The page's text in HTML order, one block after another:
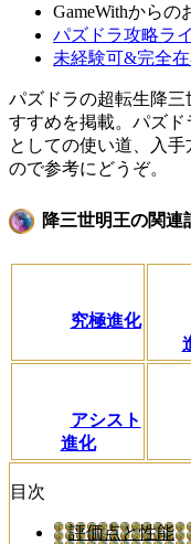
GameWithからの
パズドラ攻略ラ
未経験可&完全
パズドラの超転生降
すすめを掲載。パズ
としての使い道、入
ので参考にどうぞ。
降三世明王の関連
究極進化
アシスト
進化
目次
評価点と性能